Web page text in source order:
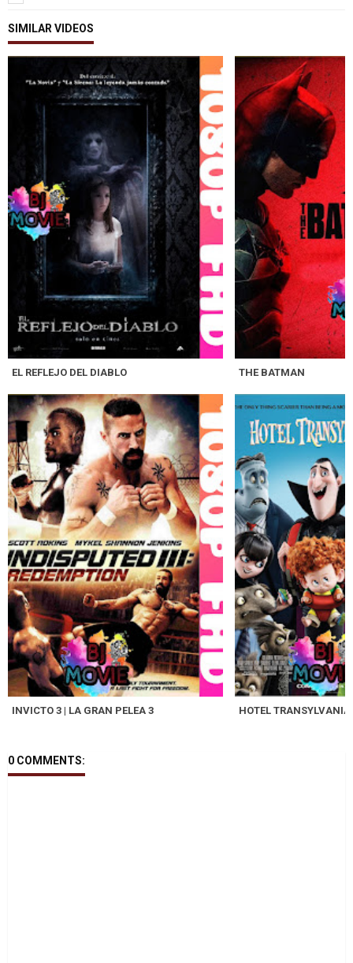
SIMILAR VIDEOS
EL REFLEJO DEL DIABLO THE BATMAN
INVICTO 3 | LA GRAN PELEA 3 HOTEL TRANSYLVANIA
0 COMMENTS: